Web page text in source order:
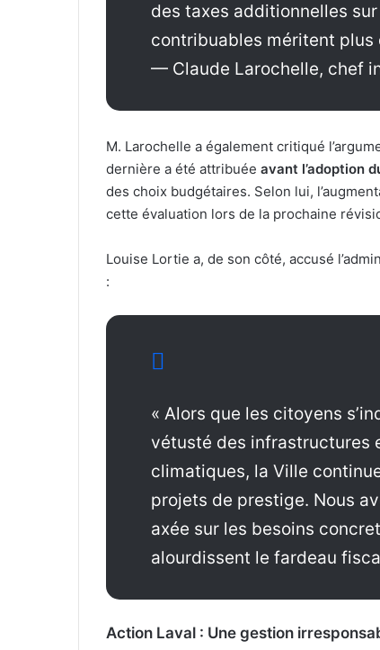
des taxes additionnelles
contribuables méritent plus
— Claude Larochelle, chef
M. Larochelle a également critiqué
dernière a été attribuée avant l’adoption
des choix budgétaires. Selon lui,
cette évaluation lors de la prochaine
Louise Lortie a, de son côté, accusé
:
« Alors que les citoyens
vétusté des infrastructures
climatiques, la Ville
projets de prestige. Nous
axée sur les besoins
alourdissent le fardeau
Action Laval : Une gestion